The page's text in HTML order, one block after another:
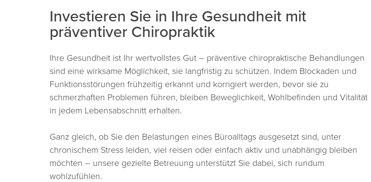
Investieren Sie in Ihre Gesundheit mit
präventiver Chiropraktik
Ihre Gesundheit ist Ihr wertvollstes Gut – präventive chiropraktische Behandlungen
sind eine wirksame Möglichkeit, sie langfristig zu schützen. Indem Blockaden und
Funktionsstörungen frühzeitig erkannt und korrigiert werden, bevor sie zu
schmerzhaften Problemen führen, bleiben Beweglichkeit, Wohlbefinden und Vitalität
in jedem Lebensabschnitt erhalten.
Ganz gleich, ob Sie den Belastungen eines Büroalltags ausgesetzt sind, unter
chronischem Stress leiden, viel reisen oder einfach aktiv und unabhängig bleiben
möchten – unsere gezielte Betreuung unterstützt Sie dabei, sich rundum
wohlzufühlen.